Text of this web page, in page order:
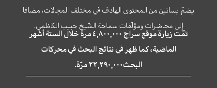
يضمّ بساتين من المحتوى الهادف في مختلف المجالات، مضافا
إلى محاضرات ومؤلّفات سماحة الشّيخ حبيب الكاظمي.
تمّت زيارة موقع سراج ٤,٨٠٠,٠٠٠ مرة خلال الستة أشهر
الماضية، كما ظهر في نتائج البحث في محركات
البحث٢٢,٢٩٠,٠٠٠ مرّة.